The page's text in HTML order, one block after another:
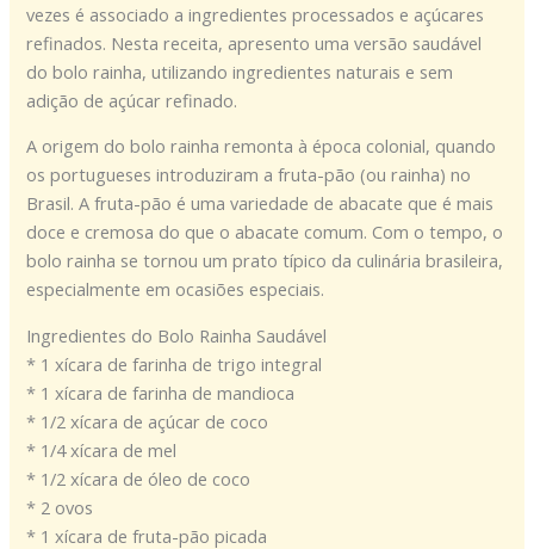
vezes é associado a ingredientes processados e açúcares
refinados. Nesta receita, apresento uma versão saudável
do bolo rainha, utilizando ingredientes naturais e sem
adição de açúcar refinado.
A origem do bolo rainha remonta à época colonial, quando
os portugueses introduziram a fruta-pão (ou rainha) no
Brasil. A fruta-pão é uma variedade de abacate que é mais
doce e cremosa do que o abacate comum. Com o tempo, o
bolo rainha se tornou um prato típico da culinária brasileira,
especialmente em ocasiões especiais.
Ingredientes do Bolo Rainha Saudável
* 1 xícara de farinha de trigo integral
* 1 xícara de farinha de mandioca
* 1/2 xícara de açúcar de coco
* 1/4 xícara de mel
* 1/2 xícara de óleo de coco
* 2 ovos
* 1 xícara de fruta-pão picada